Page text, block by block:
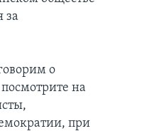
за
о
на
при